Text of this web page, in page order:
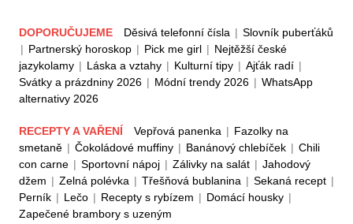
DOPORUČUJEME Děsivá telefonní čísla | Slovník puberťáků
| Partnerský horoskop | Pick me girl | Nejtěžší české
jazykolamy | Láska a vztahy | Kulturní tipy | Ajťák radí |
Svátky a prázdniny 2026 | Módní trendy 2026 | WhatsApp
alternativy 2026
RECEPTY A VAŘENÍ Vepřová panenka | Fazolky na
smetaně | Čokoládové muffiny | Banánový chlebíček | Chili
con carne | Sportovní nápoj | Zálivky na salát | Jahodový
džem | Zelná polévka | Třešňová bublanina | Sekaná recept |
Perník | Lečo | Recepty s rybízem | Domácí housky |
Zapečené brambory s uzeným